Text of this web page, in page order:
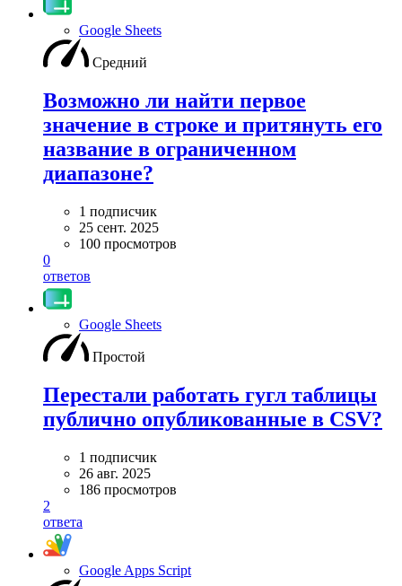
Google Sheets
Средний
Возможно ли найти первое
значение в строке и притянуть его
название в ограниченном
диапазоне?
1 подписчик
25 сент. 2025
100 просмотров
0
ответов
Google Sheets
Простой
Перестали работать гугл таблицы
публично опубликованные в CSV?
1 подписчик
26 авг. 2025
186 просмотров
2
ответа
Google Apps Script